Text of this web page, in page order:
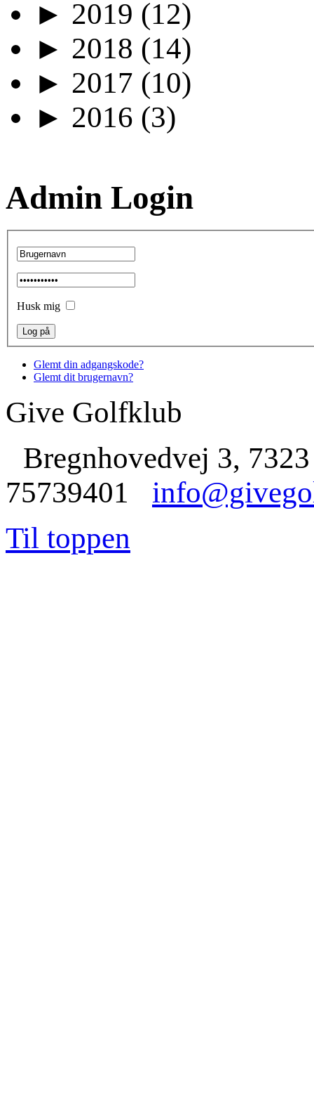
► 2019 (12)
► 2018 (14)
► 2017 (10)
► 2016 (3)
Admin Login
Husk mig
Glemt din adgangskode?
Glemt dit brugernavn?
Give Golfklub
Bregnhovedvej 3,
75739401
Til toppen